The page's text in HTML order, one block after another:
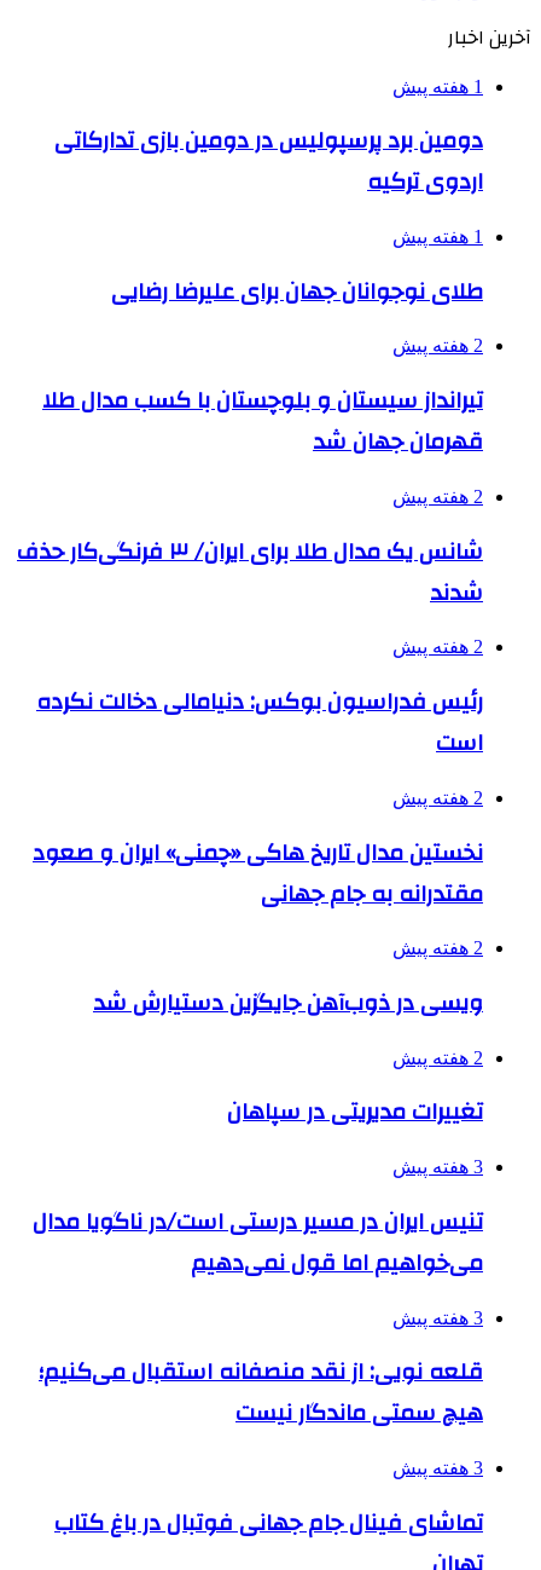
آخرین اخبار
1 هفته پیش
دومین برد پرسپولیس در دومین بازی تدارکاتی
اردوی ترکیه
1 هفته پیش
طلای نوجوانان جهان برای علیرضا رضایی
2 هفته پیش
تیرانداز سیستان و بلوچستان با کسب مدال طلا
قهرمان جهان شد
2 هفته پیش
شانس یک مدال طلا برای ایران/ ۳ فرنگی‌کار حذف
شدند
2 هفته پیش
رئیس فدراسیون بوکس: دنیامالی دخالت نکرده
است
2 هفته پیش
نخستین مدال تاریخ هاکی «چمنی» ایران و صعود
مقتدرانه به جام جهانی
2 هفته پیش
ویسی در ذوب‌آهن جایگزین دستیارش شد
2 هفته پیش
تغییرات مدیریتی در سپاهان
3 هفته پیش
تنیس ایران در مسیر درستی است/در ناگویا مدال
می‌خواهیم اما قول نمی‌دهیم
3 هفته پیش
قلعه نویی: از نقد منصفانه استقبال می‌کنیم؛
هیچ سمتی ماندگار نیست
3 هفته پیش
تماشای فینال جام جهانی فوتبال در باغ کتاب